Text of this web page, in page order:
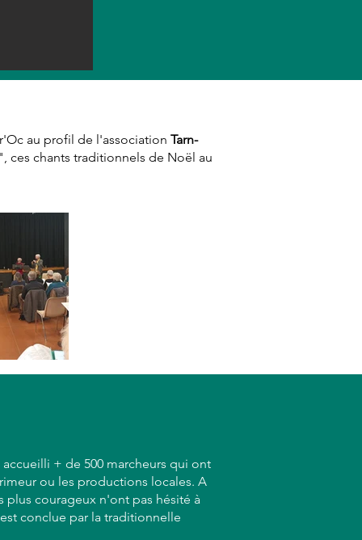
au profil de l'association Tarn-
ces chants traditionnels de Noël au
+ de 500 marcheurs qui ont
ou les productions locales. A
plus courageux n'ont pas hésité à
conclue par la traditionnelle